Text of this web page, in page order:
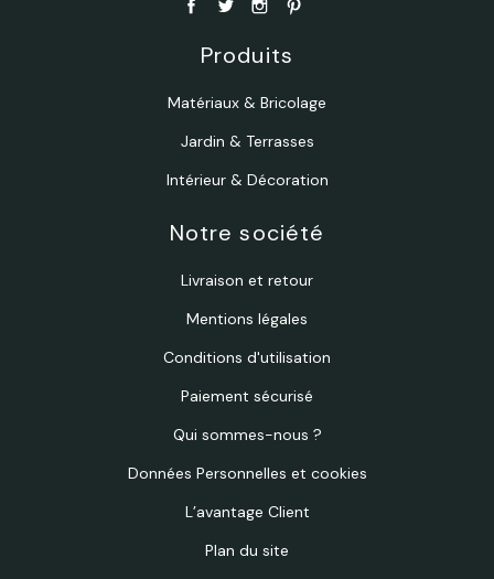
Produits
Matériaux & Bricolage
Jardin & Terrasses
Intérieur & Décoration
Notre société
Livraison et retour
Mentions légales
Conditions d'utilisation
Paiement sécurisé
Qui sommes-nous ?
Données Personnelles et cookies
L’avantage Client
Plan du site